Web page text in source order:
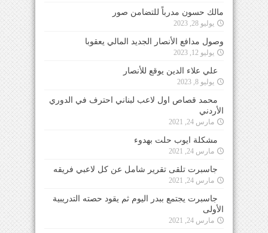
مالك حسون مدرباً للتضامن صور
يوليو 28, 2023
وصول مدافع الأنصار الجديد المالي يعقوبا
يوليو 12, 2023
علي علاء الدين يوقع للأنصار
يوليو 8, 2023
محمد قصاص اول لاعب لبناني احترف في الدوري
الأردني
مارس 24, 2021
مشكلة ايوب حلت بهدوء
مارس 24, 2021
جاسبرت تلقى تقرير شامل عن كل لاعبي فريقه
مارس 24, 2021
جاسبرت يجتمع ببدر اليوم ثم يقود حصته التدريبية
الأولى
مارس 24, 2021